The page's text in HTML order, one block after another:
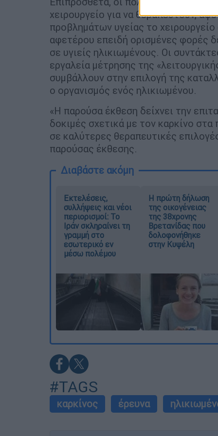
χειρουργείο για να θεραπευτούν,
προβλημάτων υγείας το
αφετέρου επειδή ορισμένες φορές
σε υγιείς ηλικιωμένους. Οι
εργαλεία μέτρησης της
συμβάλλουν στην επιλογή της
ο οργανισμός ενός ηλικιωμένου.
«Η παρούσα έκθεση δείχνει την
δοκιμές σχετικά με τον καρκίνο
σε καλύτερες θεραπευτικές
παρούσας έκθεσης.
Διαβάστε ακόμη
Εκτελέσεις,
συλλήψεις και νέοι
περιορισμοί: Το
Ιράν σκληραίνει τη
γραμμή στο
εσωτερικό εν
μέσω πολέμου
Η πρώτη δήλωση
της οικογένειας
της 38χρονης
Βρετανίδας που
δολοφονήθηκε
στην Κυψέλη
#TAGS
καρκίνος έρευνα